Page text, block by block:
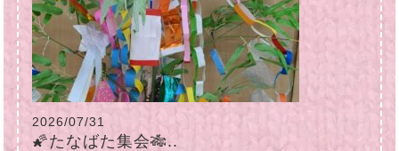
2026/07/31
🌠たなばた集会🎋..